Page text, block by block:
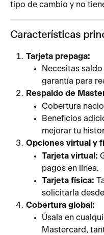
tipo de cambio y no
Características
Tarjeta prepaga:
Necesitas
garantía para
Respaldo de
Cobertura
Beneficios
mejorar tu
Opciones virtual y
Tarjeta virtual:
pagos en línea.
Tarjeta física:
solicitarla
Cobertura global:
Úsala en
Mastercard,